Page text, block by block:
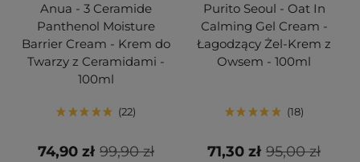
Anua - 3 Ceramide
Panthenol Moisture
Barrier Cream - Krem do
Twarzy z Ceramidami -
100ml
22
99,90 zł
74,90 zł
Purito Seoul - Oat In
Calming Gel Cream -
Łagodzący Żel-Krem z
Owsem - 100ml
18
95,00 zł
71,30 zł